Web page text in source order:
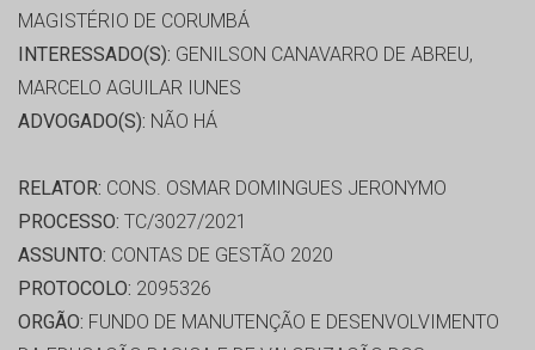
MAGISTÉRIO DE CORUMBÁ
INTERESSADO(S): GENILSON CANAVARRO DE ABREU,
MARCELO AGUILAR IUNES
ADVOGADO(S): NÃO HÁ
RELATOR: CONS. OSMAR DOMINGUES JERONYMO
PROCESSO: TC/3027/2021
ASSUNTO: CONTAS DE GESTÃO 2020
PROTOCOLO: 2095326
ORGÃO: FUNDO DE MANUTENÇÃO E DESENVOLVIMENTO